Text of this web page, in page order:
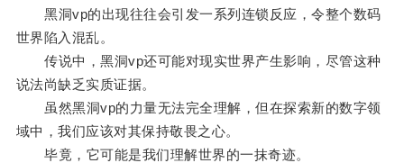
黑洞vp的出现往往会引发一系列连锁反应，令整个数码
世界陷入混乱。
传说中，黑洞vp还可能对现实世界产生影响，尽管这种
说法尚缺乏实质证据。
虽然黑洞vp的力量无法完全理解，但在探索新的数字领
域中，我们应该对其保持敬畏之心。
毕竟，它可能是我们理解世界的一抹奇迹。